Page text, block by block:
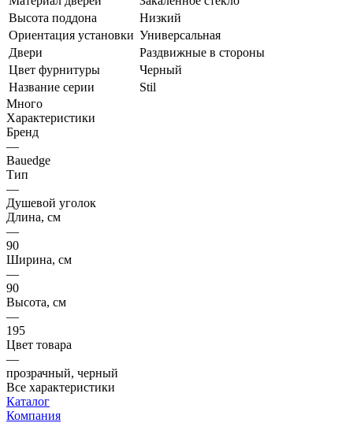
Высота поддона
Низкий
Ориентация установки Универсальная
Двери
Раздвижные в стороны
Цвет фурнитуры
Черный
Название серии
Stil
Много
Характеристики
Бренд
—
Bauedge
Тип
—
Душевой уголок
Длина, см
—
90
Ширина, см
—
90
Высота, см
—
195
Цвет товара
—
прозрачный, черный
Все характеристики
Каталог
Компания